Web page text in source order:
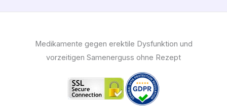
Medikamente gegen erektile Dysfunktion und
vorzeitigen Samenerguss ohne Rezept